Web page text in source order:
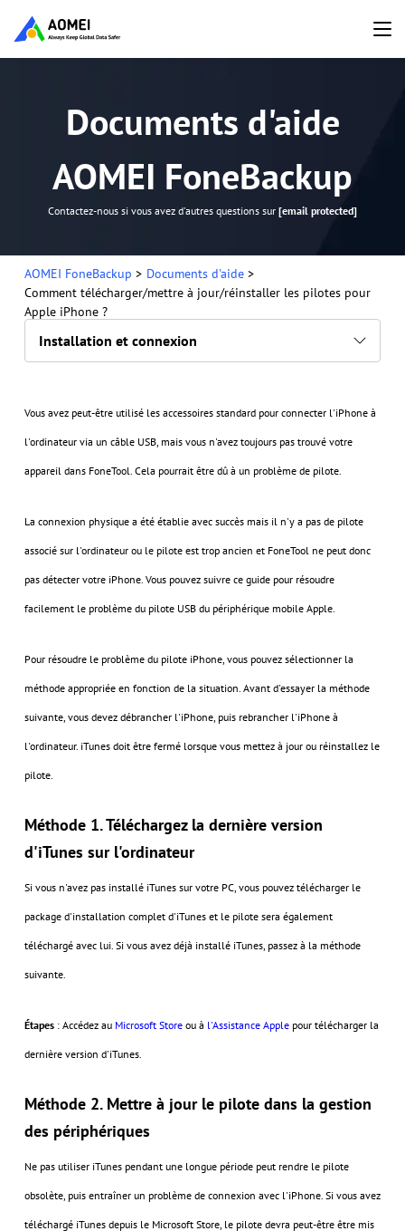
Documents d'aide
AOMEI FoneBackup
Contactez-nous si vous avez d'autres questions sur [email protected]
Installation et connexion
AOMEI FoneBackup > Documents d'aide>
Comment télécharger/mettre à jour/réinstaller les pilotes pour
Apple iPhone ?
Vous avez peut-être utilisé les accessoires standard pour connecter l'iPhone à
l'ordinateur via un câble USB, mais vous n'avez toujours pas trouvé votre
appareil dans FoneTool. Cela pourrait être dû à un problème de pilote.
La connexion physique a été établie avec succès mais il n'y a pas de pilote
associé sur l'ordinateur ou le pilote est trop ancien et FoneTool ne peut donc
pas détecter votre iPhone. Vous pouvez suivre ce guide pour résoudre
facilement le problème du pilote USB du périphérique mobile Apple.
Pour résoudre le problème du pilote iPhone, vous pouvez sélectionner la
méthode appropriée en fonction de la situation. Avant d'essayer la méthode
suivante, vous devez débrancher l'iPhone, puis rebrancher l'iPhone à
l'ordinateur. iTunes doit être fermé lorsque vous mettez à jour ou réinstallez le
pilote.
Méthode 1. Téléchargez la dernière version
d'iTunes sur l'ordinateur
Si vous n'avez pas installé iTunes sur votre PC, vous pouvez télécharger le
package d'installation complet d'iTunes et le pilote sera également
téléchargé avec lui. Si vous avez déjà installé iTunes, passez à la méthode
suivante.
Étapes: Accédez au Microsoft Storeou à l'Assistance Applepour télécharger la
dernière version d'iTunes.
Méthode 2. Mettre à jour le pilote dans la gestion
des périphériques
Ne pas utiliser iTunes pendant une longue période peut rendre le pilote
obsolète, puis entraîner un problème de connexion avec l'iPhone. Si vous avez
téléchargé iTunes depuis le Microsoft Store, le pilote devra peut-être être mis